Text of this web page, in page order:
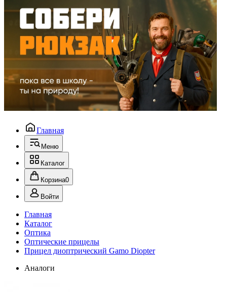
Главная
Меню
Каталог
Корзина0
Войти
Главная
Каталог
Оптика
Оптические прицелы
Прицел диоптрический Gamo Diopter
Аналоги